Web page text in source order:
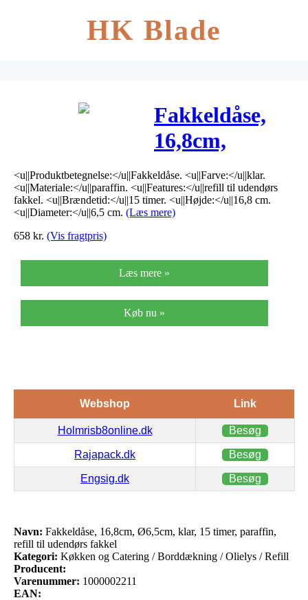
HK Blade
Fakkeldåse,
16,8cm,
Ø6,5cm, klar,
15 timer,
paraffin, refill
fakkel
<u||Produktbetegnelse:</u||Fakkeldåse. <u||Farve:</u||klar.
<u||Materiale:</u||paraffin. <u||Features:</u||refill til udendørs
fakkel. <u||Brændetid:</u||15 timer. <u||Højde:</u||16,8 cm.
<u||Diameter:</u||6,5 cm. (Læs mere)
658 kr. (Vis fragtpris)
Læs mere »
Køb nu »
Webshop Link
Holmrisb8online.dk Besøg
Rajapack.dk Besøg
Engsig.dk Besøg
Navn: Fakkeldåse, 16,8cm, Ø6,5cm, klar, 15 timer, paraffin,
refill til udendørs fakkel
Kategori: Køkken og Catering / Borddækning / Olielys / Refill
Producent:
Varenummer: 1000002211
EAN: